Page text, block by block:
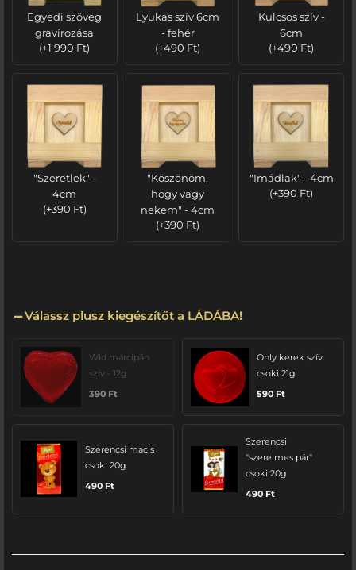
Egyedi szöveg
gravírozása
(+1 990 Ft)
Lyukas szív 6cm
- fehér
(+490 Ft)
Kulcsos szív -
6cm
(+490 Ft)
"Szeretlek" -
4cm
(+390 Ft)
"Köszönöm,
hogy vagy
nekem" - 4cm
(+390 Ft)
"Imádlak" - 4cm
(+390 Ft)
Válassz plusz kiegészítőt a LÁDÁBA!
Wid marcípán
szív - 12g
390 Ft
Only kerek szív
csoki 21g
590 Ft
Szerencsi macis
csoki 20g
490 Ft
Szerencsi
"szerelmes pár"
csoki 20g
490 Ft